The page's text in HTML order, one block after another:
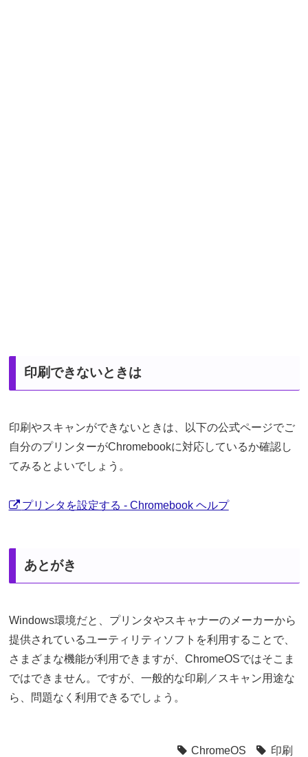
印刷できないときは
印刷やスキャンができないときは、以下の公式ページでご
自分のプリンターがChromebookに対応しているか確認し
てみるとよいでしょう。
プリンタを設定する - Chromebook ヘルプ
あとがき
Windows環境だと、プリンタやスキャナーのメーカーから
提供されているユーティリティソフトを利用することで、
さまざまな機能が利用できますが、ChromeOSではそこま
ではできません。ですが、一般的な印刷／スキャン用途な
ら、問題なく利用できるでしょう。
ChromeOS 印刷